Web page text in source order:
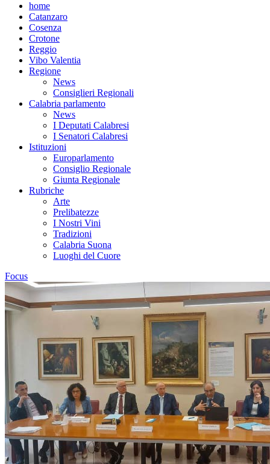
home
Catanzaro
Cosenza
Crotone
Reggio
Vibo Valentia
Regione
News
Consiglieri Regionali
Calabria parlamento
News
I Deputati Calabresi
I Senatori Calabresi
Istituzioni
Europarlamento
Consiglio Regionale
Giunta Regionale
Rubriche
Arte
Prelibatezze
I Nostri Vini
Tradizioni
Calabria Suona
Luoghi del Cuore
Focus